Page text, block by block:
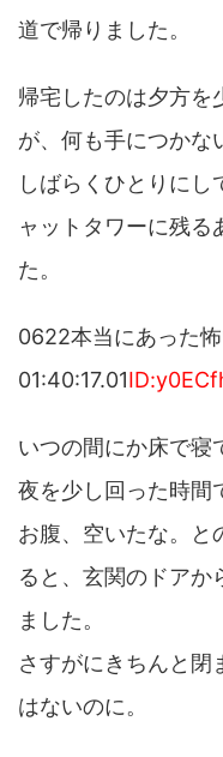
道で帰りました。
帰宅したのは夕方を
が、何も手につかな
しばらくひとりにし
ャットタワーに残る
た。
0622本当にあった
01:40:17.01
いつの間にか床で寝
夜を少し回った時間
お腹、空いたな。と
ると、玄関のドアか
ました。
さすがにきちんと閉
はないのに。